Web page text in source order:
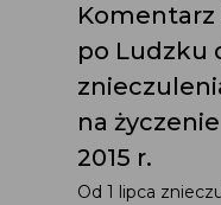
Komentarz
po Ludzku
na
2015 r.
Od 1 lipca